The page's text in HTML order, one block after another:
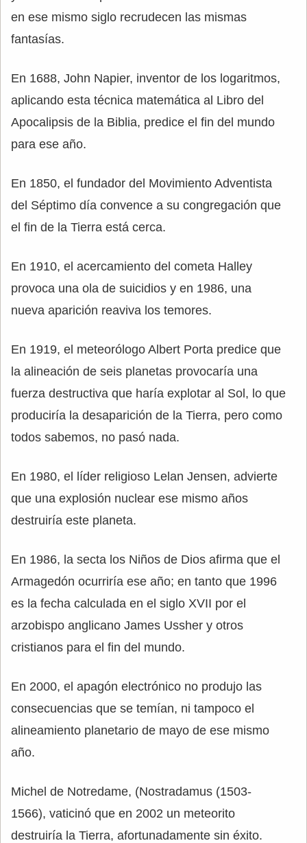
en ese mismo siglo recrudecen las mismas
fantasías.
En 1688, John Napier, inventor de los logaritmos,
aplicando esta técnica matemática al Libro del
Apocalipsis de la Biblia, predice el fin del mundo
para ese año.
En 1850, el fundador del Movimiento Adventista
del Séptimo día convence a su congregación que
el fin de la Tierra está cerca.
En 1910, el acercamiento del cometa Halley
provoca una ola de suicidios y en 1986, una
nueva aparición reaviva los temores.
En 1919, el meteorólogo Albert Porta predice que
la alineación de seis planetas provocaría una
fuerza destructiva que haría explotar al Sol, lo que
produciría la desaparición de la Tierra, pero como
todos sabemos, no pasó nada.
En 1980, el líder religioso Lelan Jensen, advierte
que una explosión nuclear ese mismo años
destruiría este planeta.
En 1986, la secta los Niños de Dios afirma que el
Armagedón ocurriría ese año; en tanto que 1996
es la fecha calculada en el siglo XVII por el
arzobispo anglicano James Ussher y otros
cristianos para el fin del mundo.
En 2000, el apagón electrónico no produjo las
consecuencias que se temían, ni tampoco el
alineamiento planetario de mayo de ese mismo
año.
Michel de Notredame, (Nostradamus (1503-
1566), vaticinó que en 2002 un meteorito
destruiría la Tierra, afortunadamente sin éxito.